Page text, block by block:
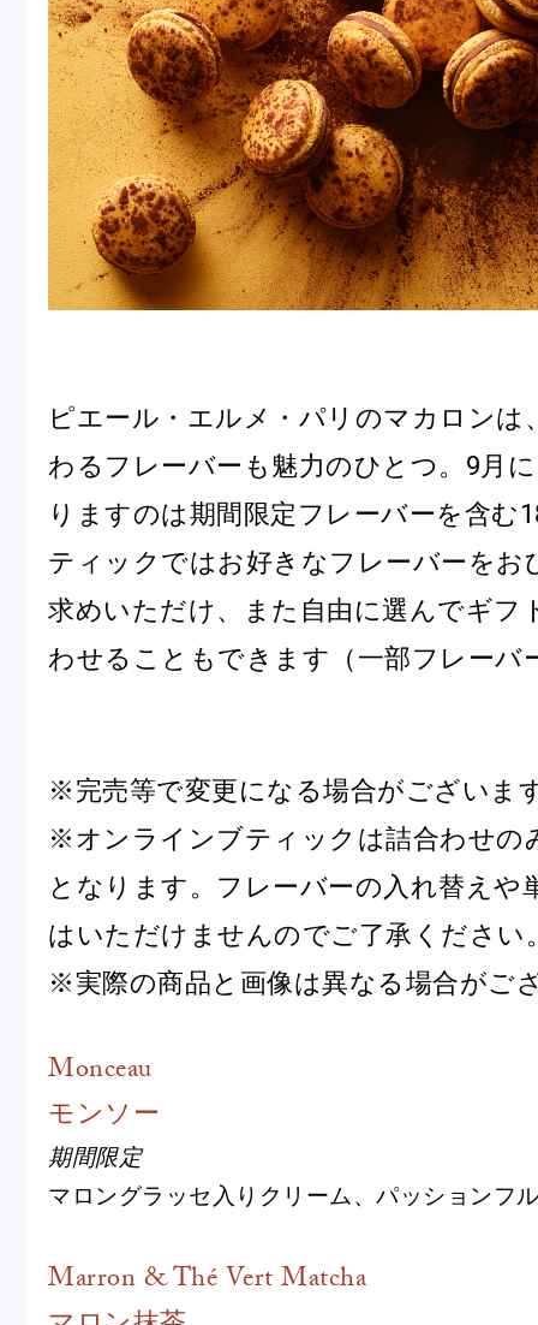
アイス
Glaces
冷
季節の商品
Produits de saison
SUMMER GIFT 2026
Macarons
Pâtisseries
お知らせ
Journal & Informations
フルーツとヨーグルトのマカ
ピエール・エルメ・パリのマカロンは
わるフレーバーも魅力のひとつ。9月
りますのは期間限定フレーバーを含む
ティックではお好きなフレーバーをお
求めいただけ、また自由に選んでギフ
わせることもできます（一部フレーバ
※完売等で変更になる場合がございま
※オンラインブティックは詰合わせの
となります。フレーバーの入れ替えや
はいただけませんのでご了承ください
※実際の商品と画像は異なる場合がご
Monceau
モンソー
期間限定
マロングラッセ入りクリーム、パッションフ
Marron & Thé Vert Matcha